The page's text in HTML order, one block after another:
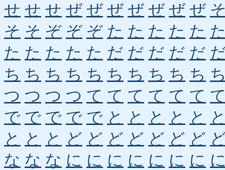
せ せ せ ぜ ぜ ぜ ぜ ぜ ぜ ぜ
そ そ ぞ ぞ ぞ た た た た た
た た た た た だ だ だ だ だ
ち ち ち ち ち ち ち ち ち ち
つ つ つ つ て て て て て て
で で で で で と と と と と
と と と ど ど ど ど ど ど ど
な な な に に に に に に に